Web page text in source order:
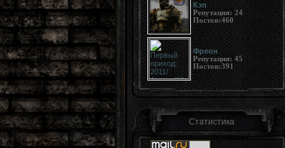
Кэп
Репутация: 24
Постов:460
Фреон
Репутация: 45
Постов:391
Статистика